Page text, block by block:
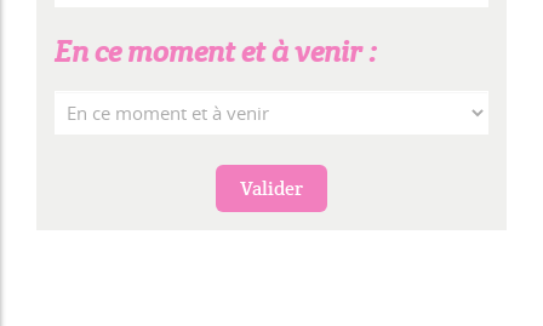
En ce moment et à venir :